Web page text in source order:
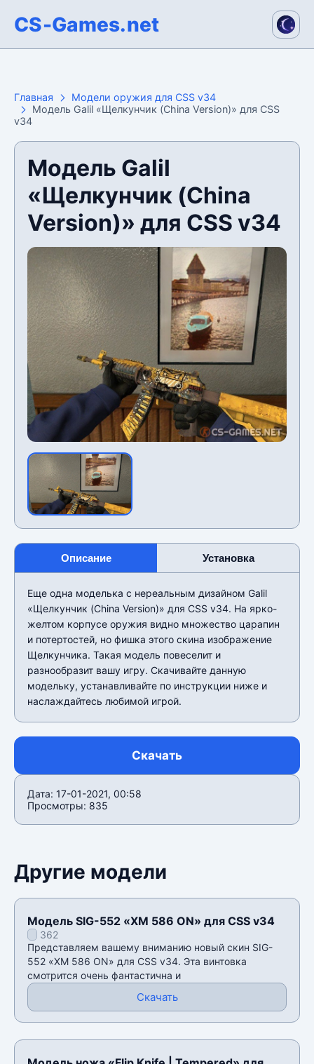
CS-Games.net
Главная
Модели оружия для CSS v34
Модель Galil «Щелкунчик (China Version)» для CSS
v34
Модель Galil
«Щелкунчик (China
Version)» для CSS v34
Описание Установка
Еще одна моделька с нереальным дизайном Galil
«Щелкунчик (China Version)» для CSS v34. На ярко-
желтом корпусе оружия видно множество царапин
и потертостей, но фишка этого скина изображение
Щелкунчика. Такая модель повеселит и
разнообразит вашу игру. Скачивайте данную
модельку, устанавливайте по инструкции ниже и
наслаждайтесь любимой игрой.
Скачать
Дата: 17-01-2021, 00:58
Просмотры: 835
Другие модели
Модель SIG-552 «XM 586 ON» для CSS v34
362
Представляем вашему вниманию новый скин SIG-
552 «XM 586 ON» для CSS v34. Эта винтовка
смотрится очень фантастична и
Скачать